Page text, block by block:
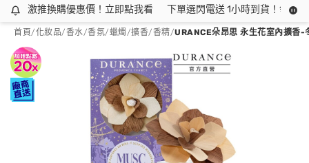
激推換購優惠價！立即點我看
激推換購優惠價！立即點我看 下單選閃電送 1小時到貨！領神
首頁/化妝品/香水/香氛/蠟燭/擴香/香精/URANCE朵昂思 永生花室內擴香